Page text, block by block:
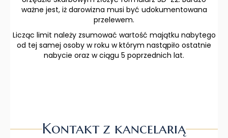
ważne jest, iż darowizna musi być udokumentowana
przelewem.
Licząc limit należy zsumować wartość majątku nabytego
od tej samej osoby w roku w którym nastąpiło ostatnie
nabycie oraz w ciągu 5 poprzednich lat.
Kontakt z kancelarią